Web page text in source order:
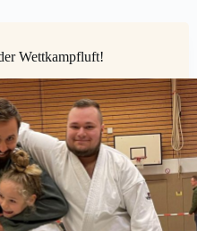
Wettkampfluft!